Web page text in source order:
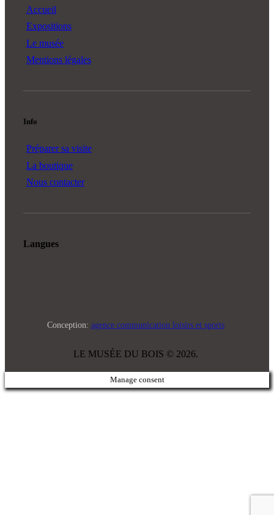
Accueil
Expositions
Le musée
Mentions légales
Info
Préparer sa visite
La boutique
Nous contacter
Langues
Conception: agence communication loisirs et sports
LE MUSÉE DU BOIS © 2026.
Manage consent